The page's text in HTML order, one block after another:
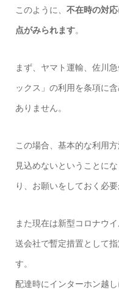
このように、 不在時の対
点がみられます。
まず、ヤマト運輸、佐川
ックス」の利用を条項に
ありません。
この場合、基本的な利用
見込めないということに
り、お願いをしておく必要
また現在は新型コロナウ
送会社で暫定措置として
す。
配達時にインターホン越